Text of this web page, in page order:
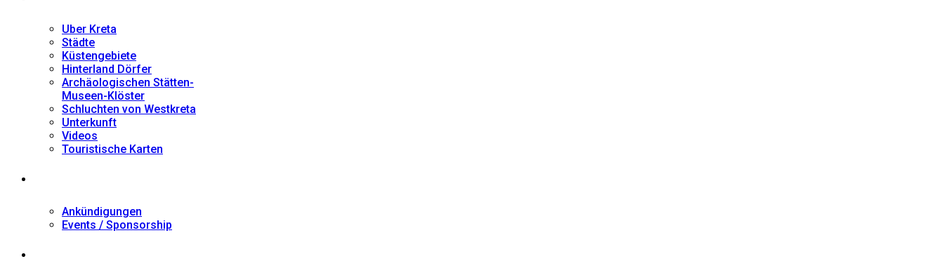
Uber Kreta
Städte
Küstengebiete
Hinterland Dörfer
Archäologischen Stätten-
Museen-Klöster
Schluchten von Westkreta
Unterkunft
Videos
Touristische Karten
Ankündigungen
Events / Sponsorship